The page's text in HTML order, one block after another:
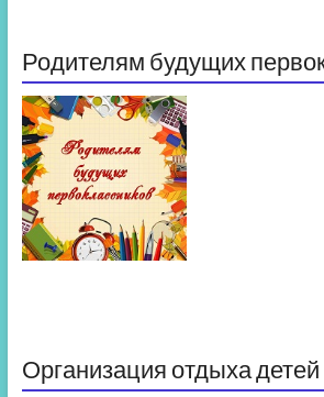
Родителям будущих
Организация отдыха детей